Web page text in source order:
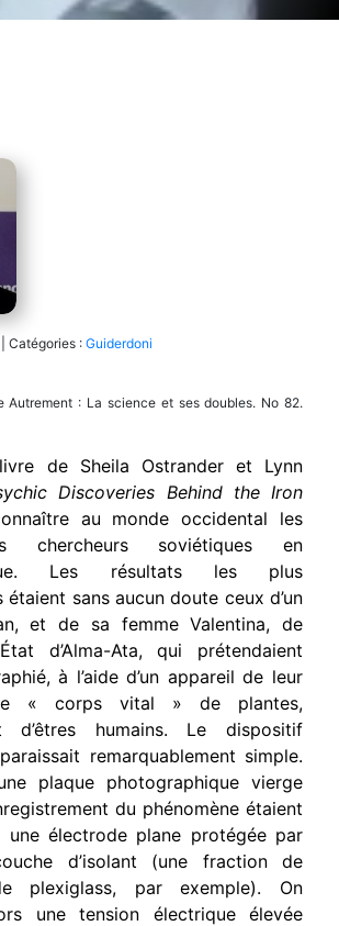
Catégories : Guiderdoni
Autrement : La science et ses doubles. No 82.
de Sheila Ostrander et Lynn
Discoveries Behind the Iron
au monde occidental les
chercheurs soviétiques en
Les résultats les plus
étaient sans aucun doute ceux d’un
et de sa femme Valentina, de
d’Alma-Ata, qui prétendaient
à l’aide d’un appareil de leur
le « corps vital » de plantes,
d’êtres humains. Le dispositif
remarquablement simple.
plaque photographi­que vierge
du phénomène étaient
une électrode plane protégée par
d’isolant (une fraction de
plexiglass, par exemple). On
une tension électrique élevée